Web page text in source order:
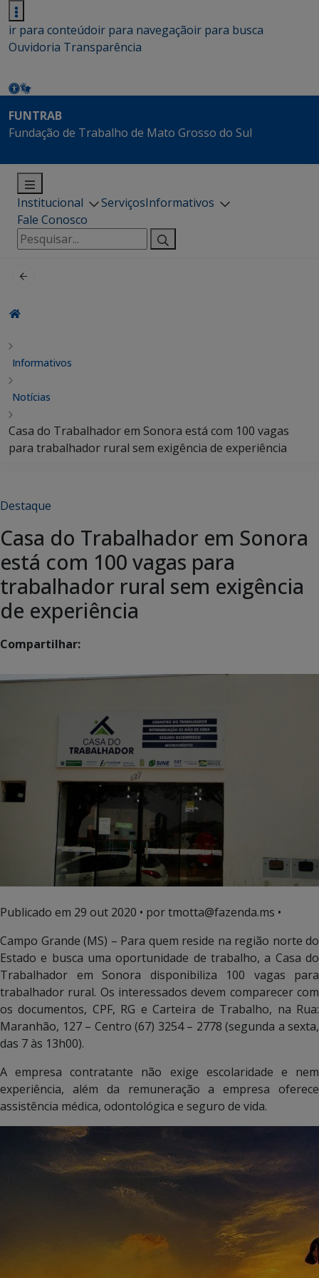
ir para conteúdoir para navegaçãoir para busca
Ouvidoria Transparência
FUNTRAB
Fundação de Trabalho de Mato Grosso do Sul
Institucional ServiçosInformativos
Fale Conosco
Pesquisar
por:
Informativos
Notícias
Casa do Trabalhador em Sonora está com 100 vagas
para trabalhador rural sem exigência de experiência
Destaque
Casa do Trabalhador em Sonora
está com 100 vagas para
trabalhador rural sem exigência
de experiência
Compartilhar:
Publicado em 29 out 2020 • por tmotta@fazenda.ms •
Campo Grande (MS) – Para quem reside na região norte do
Estado e busca uma oportunidade de trabalho, a Casa do
Trabalhador em Sonora disponibiliza 100 vagas para
trabalhador rural. Os interessados devem comparecer com
os documentos, CPF, RG e Carteira de Trabalho, na Rua:
Maranhão, 127 – Centro (67) 3254 – 2778 (segunda a sexta,
das 7 às 13h00).
A empresa contratante não exige escolaridade e nem
experiência, além da remuneração a empresa oferece
assistência médica, odontológica e seguro de vida.